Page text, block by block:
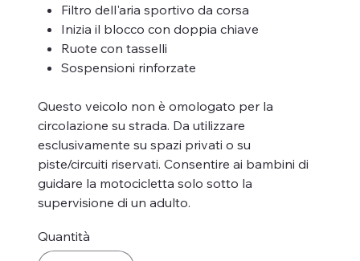
Filtro dell'aria sportivo da corsa
Inizia il blocco con doppia chiave
Ruote con tasselli
Sospensioni rinforzate
Questo veicolo non è omologato per la
circolazione su strada. Da utilizzare
esclusivamente su spazi privati ​​o su
piste/circuiti riservati. Consentire ai bambini di
guidare la motocicletta solo sotto la
supervisione di un adulto.
Quantità